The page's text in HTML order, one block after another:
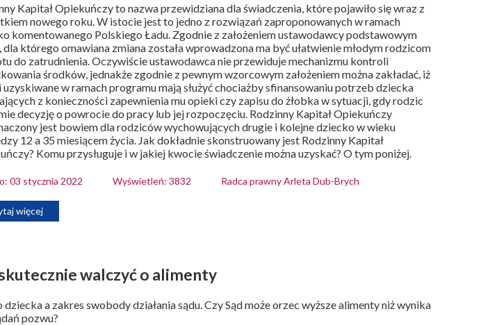
Kapitał Opiekuńczy to nazwa przewidziana dla świadczenia, które pojawiło się wraz z
nowego roku. W istocie jest to jedno z rozwiązań zaproponowanych w ramach
komentowanego Polskiego Ładu. Zgodnie z założeniem ustawodawcy podstawowym
dla którego omawiana zmiana została wprowadzona ma być ułatwienie młodym rodzicom
do zatrudnienia. Oczywiście ustawodawca nie przewiduje mechanizmu kontroli
środków, jednakże zgodnie z pewnym wzorcowym założeniem można zakładać, iż
w ramach programu mają służyć chociażby sfinansowaniu potrzeb dziecka
z konieczności zapewnienia mu opieki czy zapisu do żłobka w sytuacji, gdy rodzic
decyzję o powrocie do pracy lub jej rozpoczęciu. Rodzinny Kapitał Opiekuńczy
jest bowiem dla rodziców wychowujących drugie i kolejne dziecko w wieku
12 a 35 miesiącem życia. Jak dokładnie skonstruowany jest Rodzinny Kapitał
Komu przysługuje i w jakiej kwocie świadczenie można uzyskać? O tym poniżej.
03 stycznia 2022 Wyświetleń: 3832 Radca prawny Arleta Dub-Brych
więcej
walczyć o alimenty
dziecka a zakres swobody działania sądu. Czy Sąd może orzec wyższe alimenty niż wynika
pozwu?